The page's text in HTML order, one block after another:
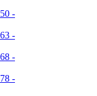
-
-
-
-